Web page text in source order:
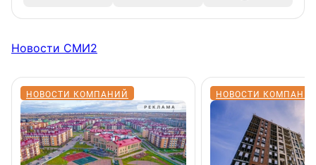
Новости СМИ2
НОВОСТИ КОМПАНИЙ НОВОСТИ